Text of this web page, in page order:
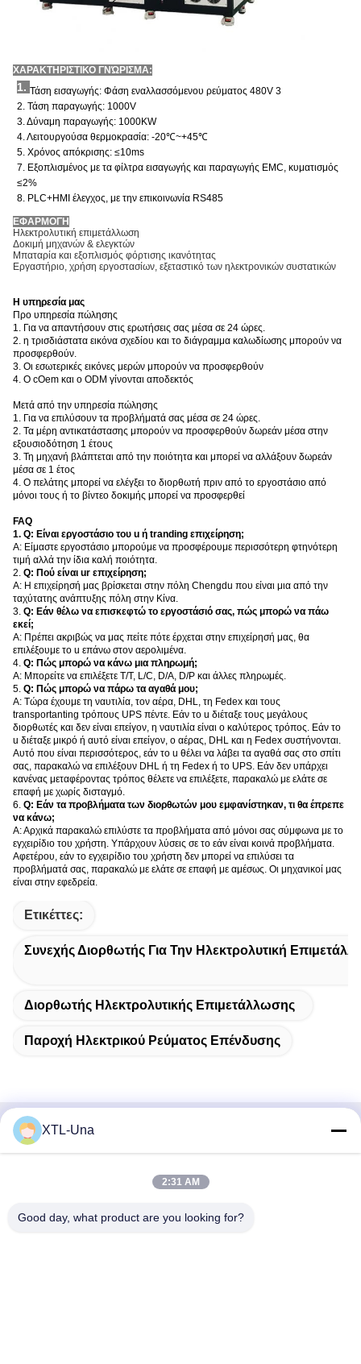
ΧΑΡΑΚΤΗΡΙΣΤΙΚΟ ΓΝΏΡΙΣΜΑ:
1.Τάση εισαγωγής: Φάση εναλλασσόμενου ρεύματος 480V 3
2. Τάση παραγωγής: 1000V
3. Δύναμη παραγωγής: 1000KW
4. Λειτουργούσα θερμοκρασία: -20℃~+45℃
5. Χρόνος απόκρισης: ≤10ms
7. Εξοπλισμένος με τα φίλτρα εισαγωγής και παραγωγής EMC, κυματισμός
≤2%
8. PLC+HMI έλεγχος, με την επικοινωνία RS485
ΕΦΑΡΜΟΓΗ
Ηλεκτρολυτική επιμετάλλωση
Δοκιμή μηχανών & ελεγκτών
Μπαταρία και εξοπλισμός φόρτισης ικανότητας
Εργαστήριο, χρήση εργοστασίων, εξεταστικό των ηλεκτρονικών συστατικών
Η υπηρεσία μας
Προ υπηρεσία πώλησης
1. Για να απαντήσουν στις ερωτήσεις σας μέσα σε 24 ώρες.
2. η τρισδιάστατα εικόνα σχεδίου και το διάγραμμα καλωδίωσης μπορούν να
προσφερθούν.
3. Οι εσωτερικές εικόνες μερών μπορούν να προσφερθούν
4. Ο cOem και ο ODM γίνονται αποδεκτός
Μετά από την υπηρεσία πώλησης
1. Για να επιλύσουν τα προβλήματά σας μέσα σε 24 ώρες.
2. Τα μέρη αντικατάστασης μπορούν να προσφερθούν δωρεάν μέσα στην
εξουσιοδότηση 1 έτους
3. Τη μηχανή βλάπτεται από την ποιότητα και μπορεί να αλλάξουν δωρεάν
μέσα σε 1 έτος
4. Ο πελάτης μπορεί να ελέγξει το διορθωτή πριν από το εργοστάσιο από
μόνοι τους ή το βίντεο δοκιμής μπορεί να προσφερθεί
FAQ
1. Q: Είναι εργοστάσιο του u ή tranding επιχείρηση;
Α: Είμαστε εργοστάσιο μπορούμε να προσφέρουμε περισσότερη φτηνότερη
τιμή αλλά την ίδια καλή ποιότητα.
2. Q: Πού είναι ur επιχείρηση;
Α: Η επιχείρησή μας βρίσκεται στην πόλη Chengdu που είναι μια από την
ταχύτατης ανάπτυξης πόλη στην Κίνα.
3. Q: Εάν θέλω να επισκεφτώ το εργοστάσιό σας, πώς μπορώ να πάω
εκεί;
Α: Πρέπει ακριβώς να μας πείτε πότε έρχεται στην επιχείρησή μας, θα
επιλέξουμε το u επάνω στον αερολιμένα.
4. Q: Πώς μπορώ να κάνω μια πληρωμή;
Α: Μπορείτε να επιλέξετε T/T, L/C, D/A, D/P και άλλες πληρωμές.
5. Q: Πώς μπορώ να πάρω τα αγαθά μου;
Α: Τώρα έχουμε τη ναυτιλία, τον αέρα, DHL, τη Fedex και τους
transportanting τρόπους UPS πέντε. Εάν το u διέταξε τους μεγάλους
διορθωτές και δεν είναι επείγον, η ναυτιλία είναι ο καλύτερος τρόπος. Εάν το
u διέταξε μικρό ή αυτό είναι επείγον, ο αέρας, DHL και η Fedex συστήνονται.
Αυτό που είναι περισσότερος, εάν το u θέλει να λάβει τα αγαθά σας στο σπίτι
σας, παρακαλώ να επιλέξουν DHL ή τη Fedex ή το UPS. Εάν δεν υπάρχει
κανένας μεταφέροντας τρόπος θέλετε να επιλέξετε, παρακαλώ με ελάτε σε
επαφή με χωρίς δισταγμό.
6. Q: Εάν τα προβλήματα των διορθωτών μου εμφανίστηκαν, τι θα έπρεπε
να κάνω;
Α: Αρχικά παρακαλώ επιλύστε τα προβλήματα από μόνοι σας σύμφωνα με το
εγχειρίδιο του χρήστη. Υπάρχουν λύσεις σε το εάν είναι κοινά προβλήματα.
Αφετέρου, εάν το εγχειρίδιο του χρήστη δεν μπορεί να επιλύσει τα
προβλήματά σας, παρακαλώ με ελάτε σε επαφή με αμέσως. Οι μηχανικοί μας
είναι στην εφεδρεία.
Ετικέττες:
Συνεχής Διορθωτής Για Την Ηλεκτρολυτική
Διορθωτής Ηλεκτρολυτικής Επιμετάλλωσης
Παροχή Ηλεκτρικού Ρεύματος Επένδυσης
Γρήγορη επικοινωνία
Xindu, πόλη Chengdu, sichuan επαρχία, Κίνα
XTL-Una
2:31 AM
Good day, what product are you looking for?